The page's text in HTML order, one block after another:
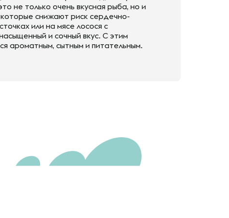
не только очень вкусная рыба, но и
снижают риск сердечно-
или на мясе лосося с
и сочный вкус. С этим
ароматным, сытным и питательным.